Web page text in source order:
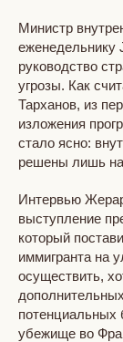
Министр
еженедельнику
руководство
угрозы. Как
Тарханов, из
изложения
стало ясно:
решены лишь
Интервью
выступление
который
иммигранта на
осуществить,
убежище во